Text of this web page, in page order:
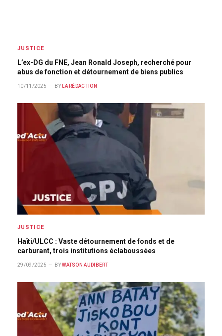
JUSTICE
L’ex-DG du FNE, Jean Ronald Joseph, recherché pour
abus de fonction et détournement de biens publics
10/11/2025 BY LA RÉDACTION
JUSTICE
Haïti/ULCC : Vaste détournement de fonds et de
carburant, trois institutions éclaboussées
29/09/2025 BY WATSON AUDIBERT